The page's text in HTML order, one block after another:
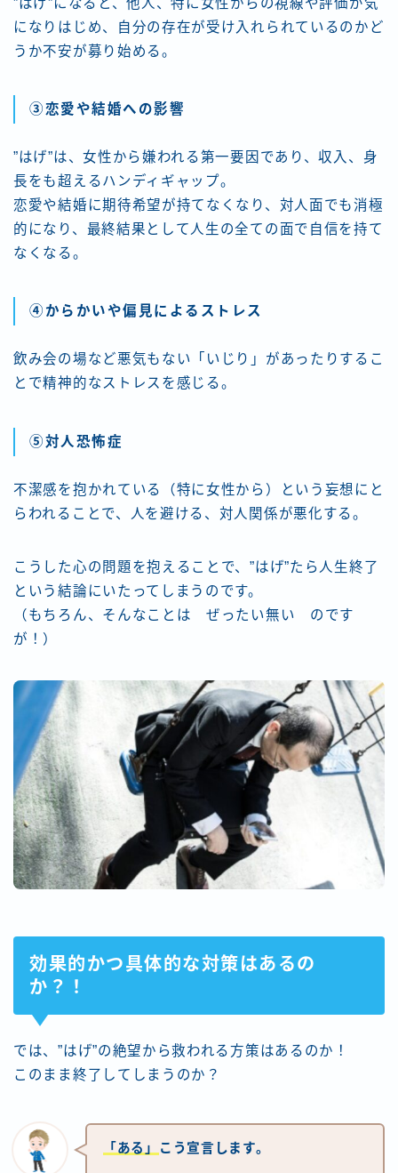
になりはじめ、自分の存在が受け入れられているのかど
うか不安が募り始める。
③恋愛や結婚への影響
”はげ”は、女性から嫌われる第一要因であり、収入、身
長をも超えるハンディギャップ。
恋愛や結婚に期待希望が持てなくなり、対人面でも消極
的になり、最終結果として人生の全ての面で自信を持て
なくなる。
④からかいや偏見によるストレス
飲み会の場など悪気もない「いじり」があったりするこ
とで精神的なストレスを感じる。
⑤対人恐怖症
不潔感を抱かれている（特に女性から）という妄想にと
らわれることで、人を避ける、対人関係が悪化する。
こうした心の問題を抱えることで、”はげ”たら人生終了
という結論にいたってしまうのです。
（もちろん、そんなことは ぜったい無い のです
が！）
効果的かつ具体的な対策はあるの
か？！
では、”はげ”の絶望から救われる方策はあるのか！
このまま終了してしまうのか？
「ある」 こう宣言します。